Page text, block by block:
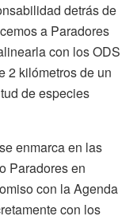
detrás de
a Paradores
con los ODS
2 kilómetros de un
de especies
enmarca en las
Paradores en
con la Agenda
con los